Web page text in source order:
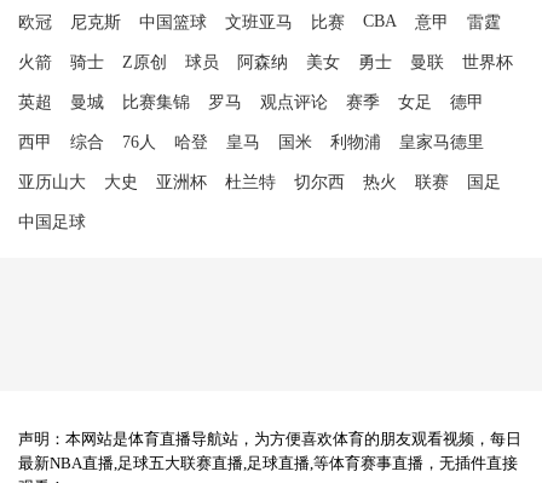
欧冠 尼克斯 中国篮球 文班亚马 比赛 CBA 意甲 雷霆
火箭 骑士 Z原创 球员 阿森纳 美女 勇士 曼联 世界杯
英超 曼城 比赛集锦 罗马 观点评论 赛季 女足 德甲
西甲 综合 76人 哈登 皇马 国米 利物浦 皇家马德里
亚历山大 大史 亚洲杯 杜兰特 切尔西 热火 联赛 国足
中国足球
声明：本网站是体育直播导航站，为方便喜欢体育的朋友观看视频，每日
最新NBA直播,足球五大联赛直播,足球直播,等体育赛事直播，无插件直接